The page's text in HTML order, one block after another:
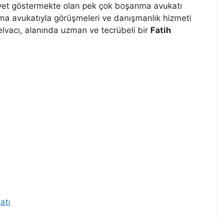
göstermekte olan pek çok boşanma avukatı
avukatıyla görüşmeleri ve danışmanlık hizmeti
alanında uzman ve tecrübeli bir Fatih